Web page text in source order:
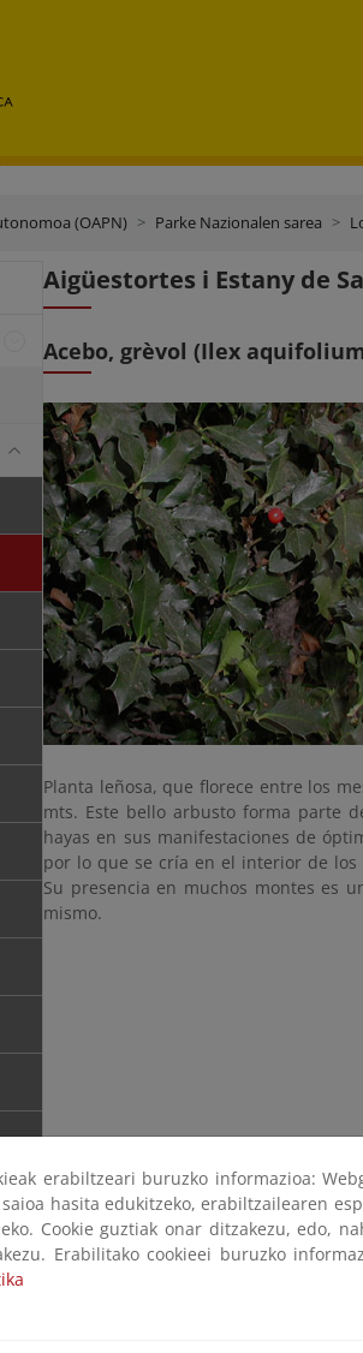
(OAPN) Parke Nazionalen sarea
Aigüestortes i Estany de
Acebo, grèvol (Ilex
Planta leñosa, que florece entre los
mts. Este bello arbusto forma parte
hayas en sus manifestaciones de
por lo que se cría en el interior de los
Su presencia en muchos montes es
mismo.
erabiltzeari buruzko informazioa:
hasita edukitzeko, erabiltzailearen
Cookie guztiak onar ditzakezu, edo,
Erabilitako cookieei buruzko